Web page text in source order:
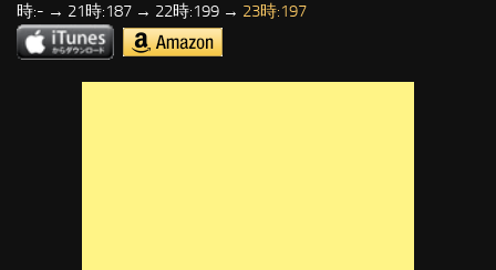
時:- → 21時:187 → 22時:199 → 23時:197